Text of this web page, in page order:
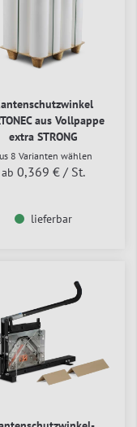
aus Vollpappe
extra STRONG
8 Varianten wählen
ab 0,369 € / St.
lieferbar